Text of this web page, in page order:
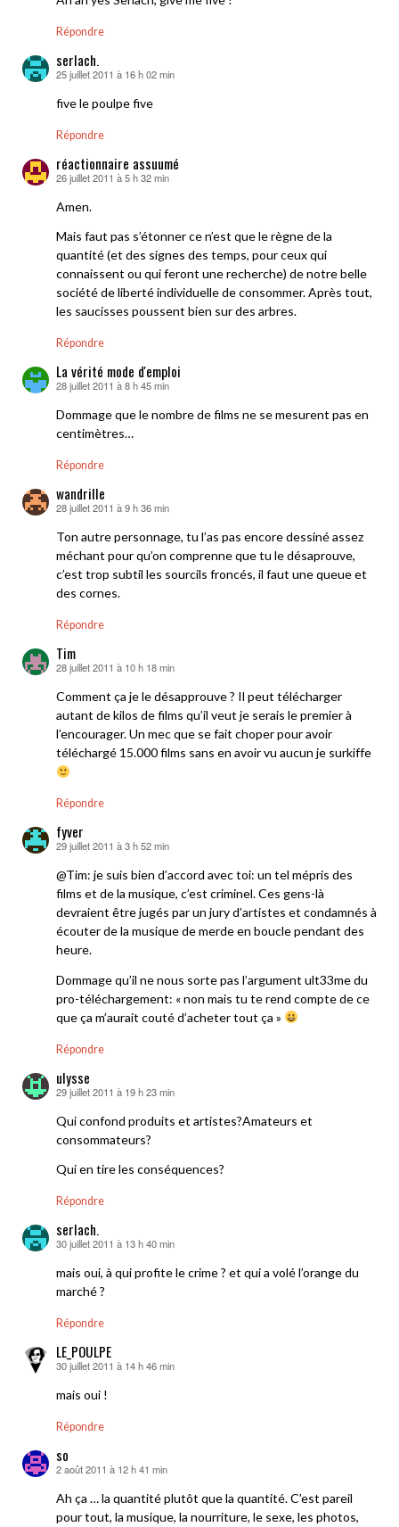
Répondre
serlach.
dit :
25 juillet 2011 à 16 h 02 min
five le poulpe five
Répondre
réactionnaire assuumé
dit :
26 juillet 2011 à 5 h 32 min
Amen.
Mais faut pas s’étonner ce n’est que le règne de la
quantité (et des signes des temps, pour ceux qui
connaissent ou qui feront une recherche) de notre belle
société de liberté individuelle de consommer. Après tout,
les saucisses poussent bien sur des arbres.
Répondre
La vérité mode d'emploi
dit :
28 juillet 2011 à 8 h 45 min
Dommage que le nombre de films ne se mesurent pas en
centimètres…
Répondre
wandrille
dit :
28 juillet 2011 à 9 h 36 min
Ton autre personnage, tu l’as pas encore dessiné assez
méchant pour qu’on comprenne que tu le désaprouve,
c’est trop subtil les sourcils froncés, il faut une queue et
des cornes.
Répondre
Tim
dit :
28 juillet 2011 à 10 h 18 min
Comment ça je le désapprouve ? Il peut télécharger
autant de kilos de films qu’il veut je serais le premier à
l’encourager. Un mec que se fait choper pour avoir
téléchargé 15.000 films sans en avoir vu aucun je surkiffe
Répondre
fyver
dit :
29 juillet 2011 à 3 h 52 min
@Tim: je suis bien d’accord avec toi: un tel mépris des
films et de la musique, c’est criminel. Ces gens-là
devraient être jugés par un jury d’artistes et condamnés à
écouter de la musique de merde en boucle pendant des
heure.
Dommage qu’il ne nous sorte pas l’argument ult33me du
pro-téléchargement: « non mais tu te rend compte de ce
que ça m’aurait couté d’acheter tout ça »
Répondre
ulysse
dit :
29 juillet 2011 à 19 h 23 min
Qui confond produits et artistes?Amateurs et
consommateurs?
Qui en tire les conséquences?
Répondre
serlach.
dit :
30 juillet 2011 à 13 h 40 min
mais oui, à qui profite le crime ? et qui a volé l’orange du
marché ?
Répondre
LE_POULPE
dit :
30 juillet 2011 à 14 h 46 min
mais oui !
Répondre
so
dit :
2 août 2011 à 12 h 41 min
Ah ça … la quantité plutôt que la quantité. C’est pareil
pour tout, la musique, la nourriture, le sexe, les photos,